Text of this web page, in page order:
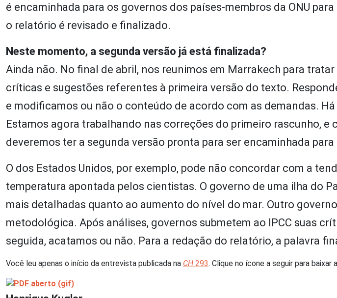
é encaminhada para os governos dos países-membros da ONU
o relatório é revisado e finalizado.
Neste momento, a segunda versão já está finalizada?
Ainda não. No final de abril, nos reunimos em Marrakech para
críticas e sugestões referentes à primeira versão do texto.
e modificamos ou não o conteúdo de acordo com as demandas.
Estamos agora trabalhando nas correções do primeiro rascunho, e
deveremos ter a segunda versão pronta para ser encaminhada
O dos Estados Unidos, por exemplo, pode não concordar com a
temperatura apontada pelos cientistas. O governo de uma ilha do
mais detalhadas quanto ao aumento do nível do mar. Outro
metodológica. Após análises, governos submetem ao IPCC suas
seguida, acatamos ou não. Para a redação do relatório, a palavra
Você leu apenas o início da entrevista publicada na CH 293. Clique no ícone a seguir para baixar